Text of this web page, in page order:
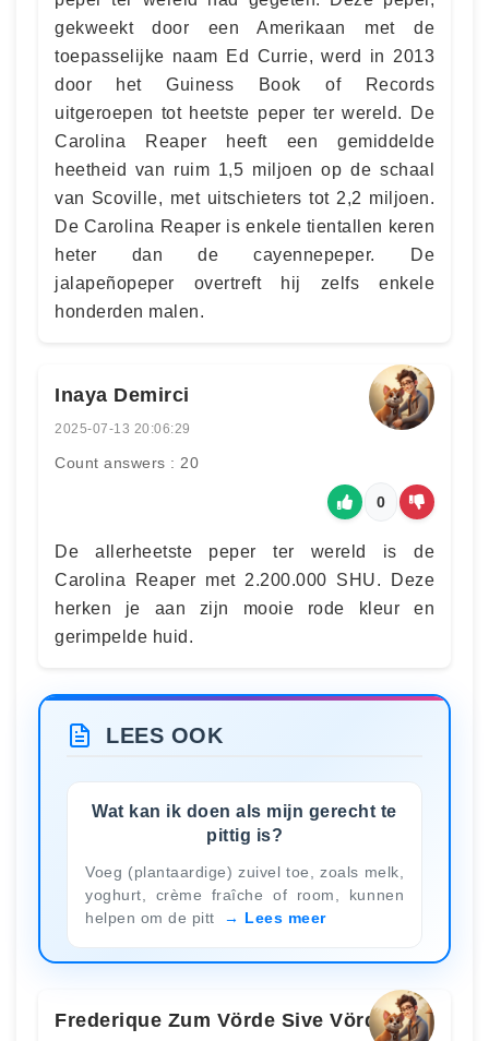
gekweekt door een Amerikaan met de
toepasselijke naam Ed Currie, werd in 2013
door het Guiness Book of Records
uitgeroepen tot heetste peper ter wereld. De
Carolina Reaper heeft een gemiddelde
heetheid van ruim 1,5 miljoen op de schaal
van Scoville, met uitschieters tot 2,2 miljoen.
De Carolina Reaper is enkele tientallen keren
heter dan de cayennepeper. De
jalapeñopeper overtreft hij zelfs enkele
honderden malen.
Inaya Demirci
2025-07-13 20:06:29
Count answers : 20
0
De allerheetste peper ter wereld is de
Carolina Reaper met 2.200.000 SHU. Deze
herken je aan zijn mooie rode kleur en
gerimpelde huid.
LEES OOK
Wat kan ik doen als mijn gerecht te
pittig is?
Voeg (plantaardige) zuivel toe, zoals melk,
yoghurt, crème fraîche of room, kunnen
helpen om de pitt
Lees meer
Frederique Zum Vörde Sive Vörding